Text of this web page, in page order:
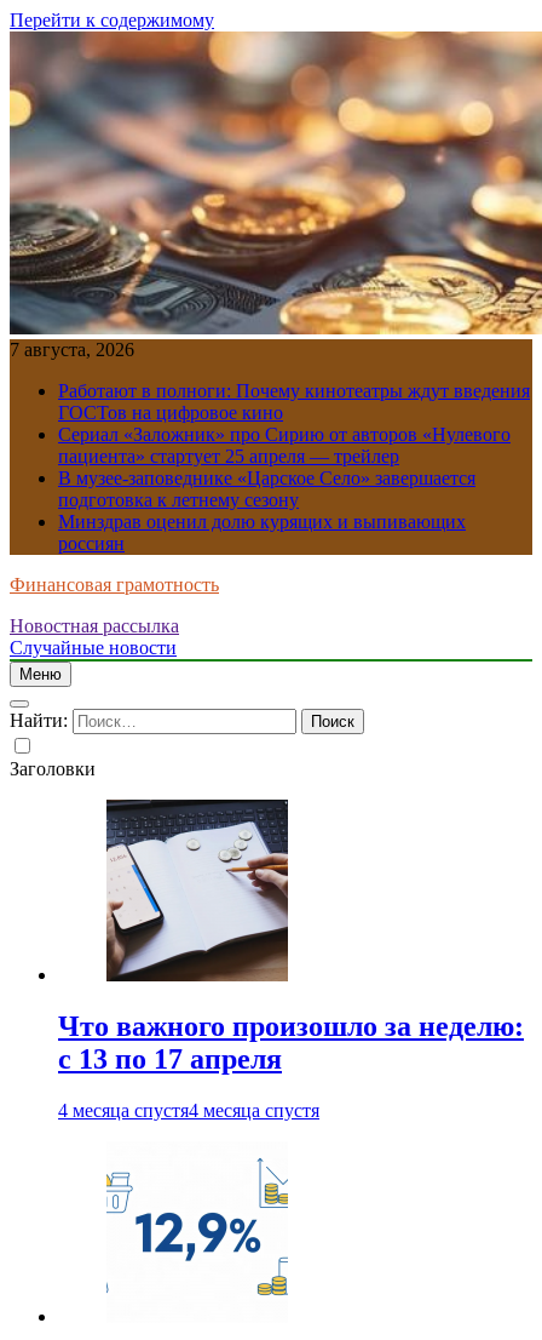
Перейти к содержимому
7 августа, 2026
Работают в полноги: Почему кинотеатры ждут введения
ГОСТов на цифровое кино
Сериал «Заложник» про Сирию от авторов «Нулевого
пациента» стартует 25 апреля — трейлер
В музее-заповеднике «Царское Село» завершается
подготовка к летнему сезону
Минздрав оценил долю курящих и выпивающих
россиян
Финансовая грамотность
Новостная рассылка
Случайные новости
Меню
Найти:
Заголовки
Что важного произошло за неделю:
с 13 по 17 апреля
4 месяца спустя4 месяца спустя